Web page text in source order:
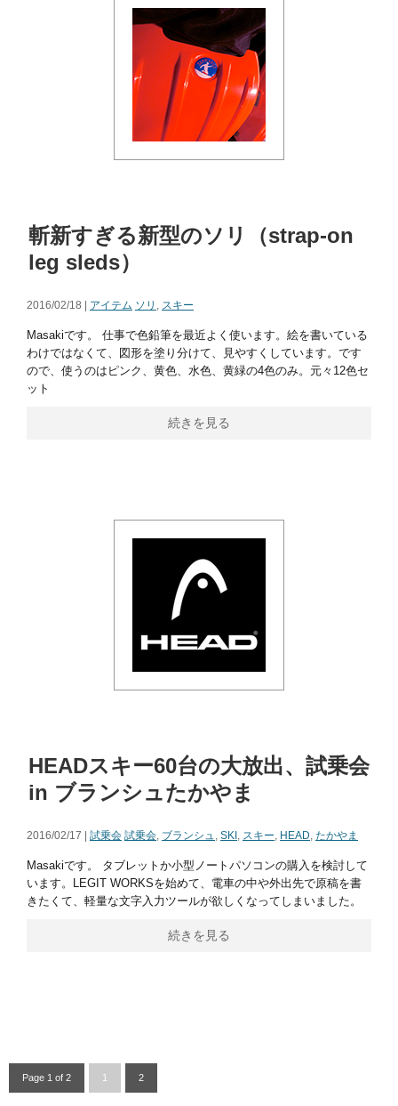
斬新すぎる新型のソリ（strap-on
leg sleds）
2016/02/18 | アイテム ソリ , スキー
Masakiです。 仕事で色鉛筆を最近よく使います。絵を書いている
わけではなくて、図形を塗り分けて、見やすくしています。です
ので、使うのはピンク、黄色、水色、黄緑の4色のみ。元々12色セ
ット
続きを見る
HEADスキー60台の大放出、試乗会
in ブランシュたかやま
2016/02/17 | 試乗会 試乗会, ブランシュ, SKI , スキー, HEAD, たかやま
Masakiです。 タブレットか小型ノートパソコンの購入を検討して
います。LEGIT WORKSを始めて、電車の中や外出先で原稿を書
きたくて、軽量な文字入力ツールが欲しくなってしまいました。
続きを見る
Page 1 of 2 1 2